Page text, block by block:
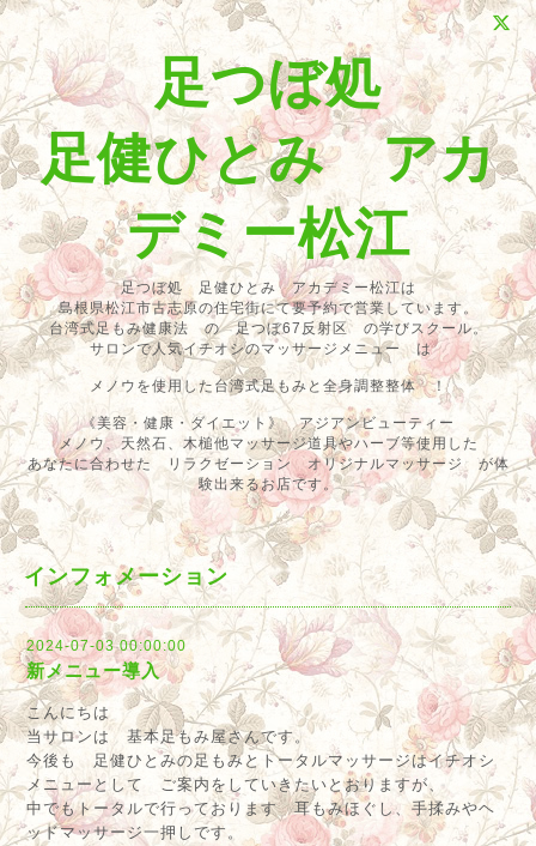
足つぼ処
足健ひとみ アカ
デミー松江
足つぼ処 足健ひとみ アカデミー松江は
島根県松江市古志原の住宅街にて要予約で営業しています。
台湾式足もみ健康法 の 足つぼ67反射区 の学びスクール。
サロンで人気イチオシのマッサージメニュー は
メノウを使用した台湾式足もみと全身調整整体 ！
《美容・健康・ダイエット》 アジアンビューティー
メノウ、天然石、木槌他マッサージ道具やハーブ等使用した
あなたに合わせた リラクゼーション オリジナルマッサージ が体
験出来るお店です。
インフォメーション
2024-07-03 00:00:00
新メニュー導入
こんにちは
当サロンは 基本足もみ屋さんです。
今後も 足健ひとみの足もみとトータルマッサージはイチオシ
メニューとして ご案内をしていきたいとおりますが、
中でもトータルで行っております 耳もみほぐし、手揉みやヘ
ッドマッサージ一押しです。